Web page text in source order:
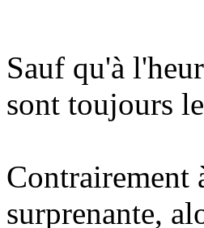
Sauf qu'à
sont toujours
Contrairement
surprenante,